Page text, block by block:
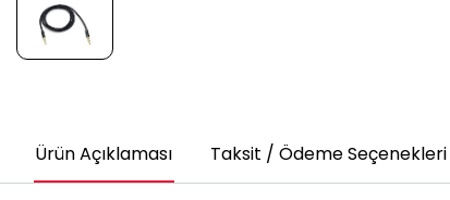
Ürün Açıklaması Taksit / Ödeme Seçenekleri